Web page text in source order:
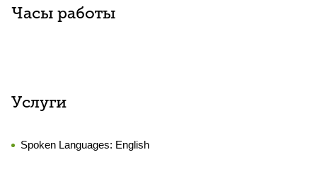
Часы работы
Услуги
Spoken Languages: English